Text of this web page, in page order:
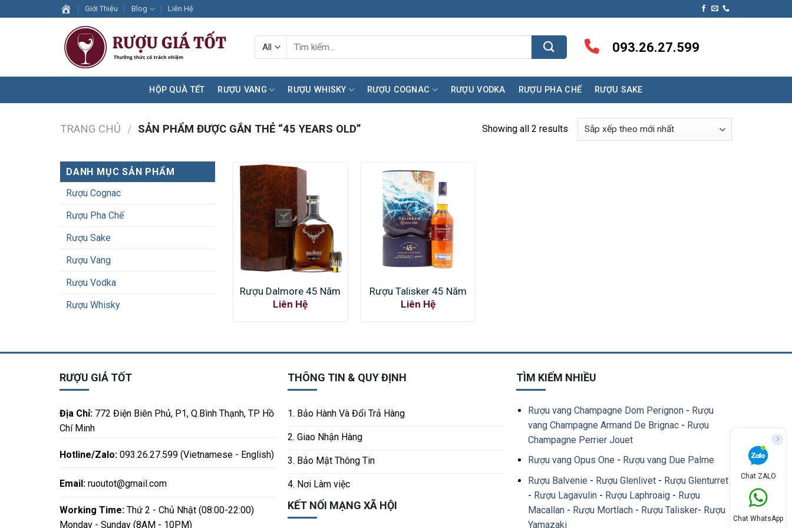
to
Giới Thiệu Blog Liên Hệ
Tìm
093.26.27.599
HỘP QUÀ TẾT RƯỢU VANG RƯỢU WHISKY RƯỢU COGNAC RƯỢU VODKA RƯỢU PHA CHẾ RƯỢU SAKE
TRANG CHỦ / SẢN PHẨM ĐƯỢC GẮN THẺ “45 YEARS OLD” Showing all 2 results
DANH MỤC SẢN PHẨM
Rượu Cognac
Rượu Pha Chế
Rượu Sake
Rượu Vang
Rượu Vodka
Rượu Whisky
Rượu Dalmore 45 Năm
Liên Hệ
Rượu Talisker 45 Năm
Liên Hệ
RƯỢU GIÁ TỐT
Địa Chỉ:772 Điện Biên Phủ, P1, Q.Bình Thạnh, TP Hồ
Chí Minh
Hotline/Zalo:093.26.27.599 (Vietnamese - English)
Email: ruoutot@gmail.com
Working Time:Thứ 2 - Chủ Nhật (08:00-22:00)
Monday - Sunday (8AM - 10PM)
THÔNG TIN & QUY ĐỊNH
1. Bảo Hành Và Đổi Trả Hàng
2. Giao Nhận Hàng
3. Bảo Mật Thông Tin
4. Nơi Làm việc
KẾT NỐI MẠNG XÃ HỘI
TÌM KIẾM NHIỀU
Rượu vang Champagne Dom Perignon - Rượu
vang Champagne Armand De Brignac - Rượu
Champagne Perrier Jouet
Rượu vang Opus One - Rượu vang Due Palme
Rượu Balvenie - Rượu Glenlivet - Rượu Glenturret
- Rượu Lagavulin - Rượu Laphroaig - Rượu
Macallan - Rượu Mortlach - Rượu Talisker- Rượu
Yamazaki
Chat ZALO
Chat WhatsApp